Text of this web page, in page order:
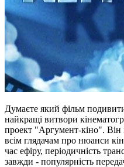
Думаєте який фільм
найкращі витвори
проект "Аргумент-кіно". Він
всім глядачам про нюанси
час ефіру, періодичність
завжди - популярність